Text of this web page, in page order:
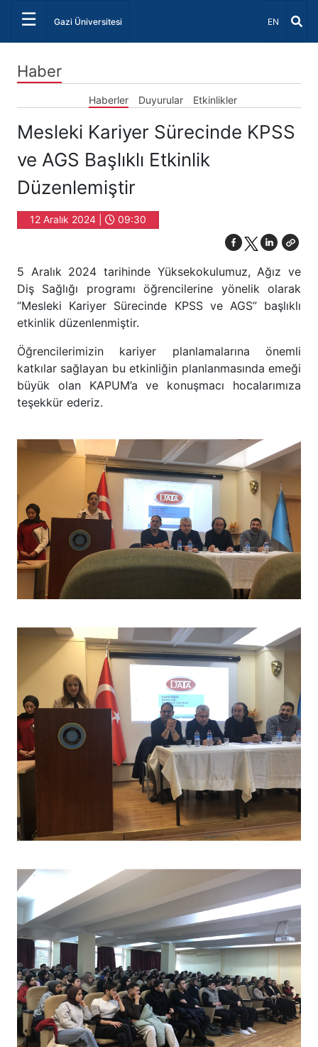
☰ Gazi Üniversitesi Dil Seçiniz
EN
Haber
Haberler Duyurular Etkinlikler
Mesleki Kariyer Sürecinde KPSS
ve AGS Başlıklı Etkinlik
Düzenlemiştir
12 Aralık 2024 | 09:30
5 Aralık 2024 tarihinde Yüksekokulumuz, Ağız ve
Diş Sağlığı programı öğrencilerine yönelik olarak
“Mesleki Kariyer Sürecinde KPSS ve AGS” başlıklı
etkinlik düzenlenmiştir.
Öğrencilerimizin kariyer planlamalarına önemli
katkılar sağlayan bu etkinliğin planlanmasında emeği
büyük olan KAPUM’a ve konuşmacı hocalarımıza
teşekkür ederiz.